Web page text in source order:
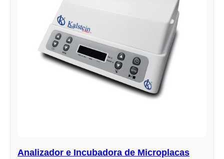
Analizador e Incubadora de Microplacas